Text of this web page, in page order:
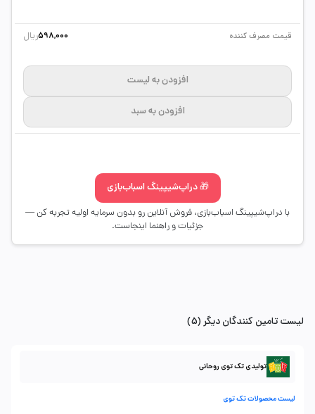
قیمت مصرف کننده 598,000ریال
افزودن به لیست
افزودن به سبد
🎁 دراپ‌شیپینگ اسباب‌بازی
با دراپ‌شیپینگ اسباب‌بازی، فروش آنلاین رو بدون سرمایه اولیه تجربه کن —
جزئیات و راهنما اینجاست.
لیست تامین کنندگان دیگر (5)
تولیدی تک توی روحانی
لیست محصولات تک توی